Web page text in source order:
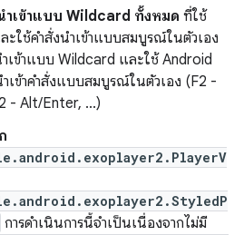
เข้าแบบ Wildcard ทั้งหมด ที่ใช้
ใช้คำสั่งนำเข้าแบบสมบูรณ์ในตัวเอง
เข้าแบบ Wildcard และใช้ Android
เข้าคำสั่งแบบสมบูรณ์ในตัวเอง (F2 -
- Alt/Enter, ...)
การดำเนินการนี้จำเป็นเนื่องจากไม่มี